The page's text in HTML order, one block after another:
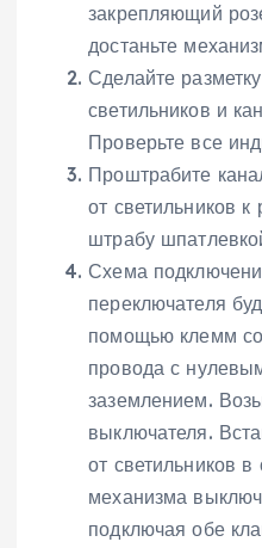
закрепляющий
достаньте
Сделайте
светильников и
Проверьте все
Проштрабите
от светильников к
штрабу
Схема
переключателя
помощью клемм
провода с
заземлением.
выключателя.
от светильников
механизма
подключая обе